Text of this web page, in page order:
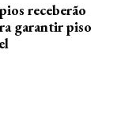
receberão
garantir piso